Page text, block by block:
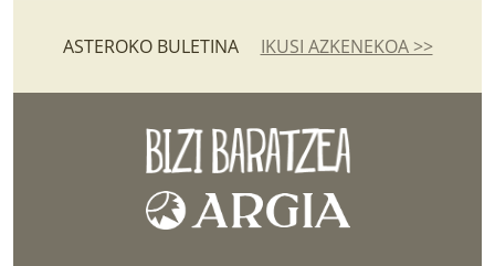
ASTEROKO BULETINA IKUSI AZKENEKOA >>